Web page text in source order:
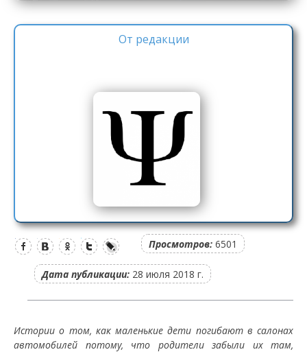
От редакции
Просмотров: 6501
Дата публикации: 28 июля 2018 г.
Истории о том, как маленькие дети погибают в салонах
автомобилей потому, что родители забыли их там,